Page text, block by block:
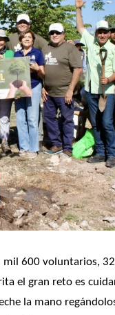
600 voluntarios,
el gran reto es
la mano